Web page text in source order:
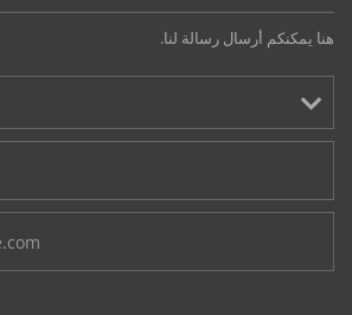
هنا يمكنكم أرسال رسالة لنا.